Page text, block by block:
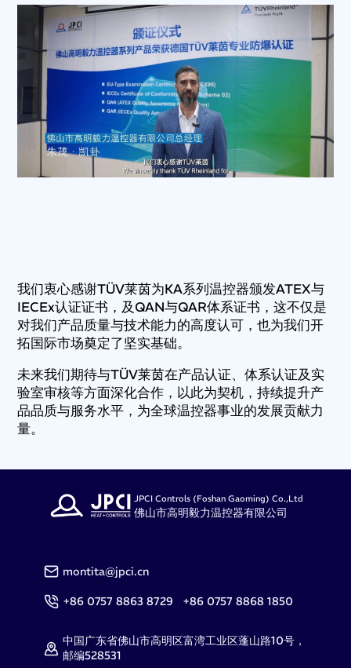
我们衷心感谢TÜV莱茵为KA系列温控器颁发ATEX与
IECEx认证证书，及QAN与QAR体系证书，这不仅是
对我们产品质量与技术能力的高度认可，也为我们开
拓国际市场奠定了坚实基础。
未来我们期待与TÜV莱茵在产品认证、体系认证及实
验室审核等方面深化合作，以此为契机，持续提升产
品品质与服务水平，为全球温控器事业的发展贡献力
量。
JPCI Controls (Foshan Gaoming) Co.,Ltd
佛山市高明毅力温控器有限公司
montita@jpci.cn
+86 0757 8863 8729 +86 0757 8868 1850
中国广东省佛山市高明区富湾工业区蓬山路10号，
邮编528531